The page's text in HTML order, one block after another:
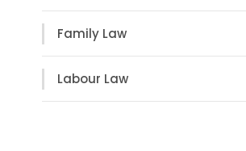
Family Law
Labour Law